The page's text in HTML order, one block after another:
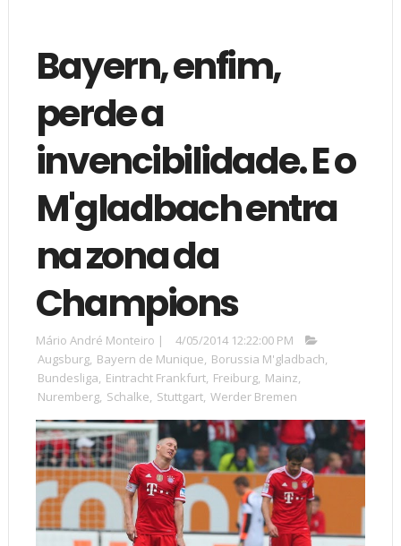
Bayern, enfim,
perde a
invencibilidade. E o
M'gladbach entra
na zona da
Champions
Mário André Monteiro |
4/05/2014 12:22:00 PM
Augsburg, Bayern de Munique, Borussia M'gladbach,
Bundesliga, Eintracht Frankfurt, Freiburg, Mainz,
Nuremberg, Schalke, Stuttgart, Werder Bremen